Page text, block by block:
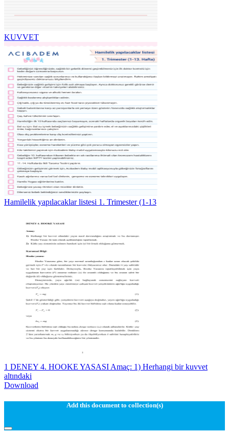
KUVVET
Hamilelik yapılacaklar listesi 1. Trimester (1-13
1 DENEY 4. HOOKE YASASI Amaç: 1) Herhangi bir kuvvet
altındaki
Download
Add this document to collection(s)